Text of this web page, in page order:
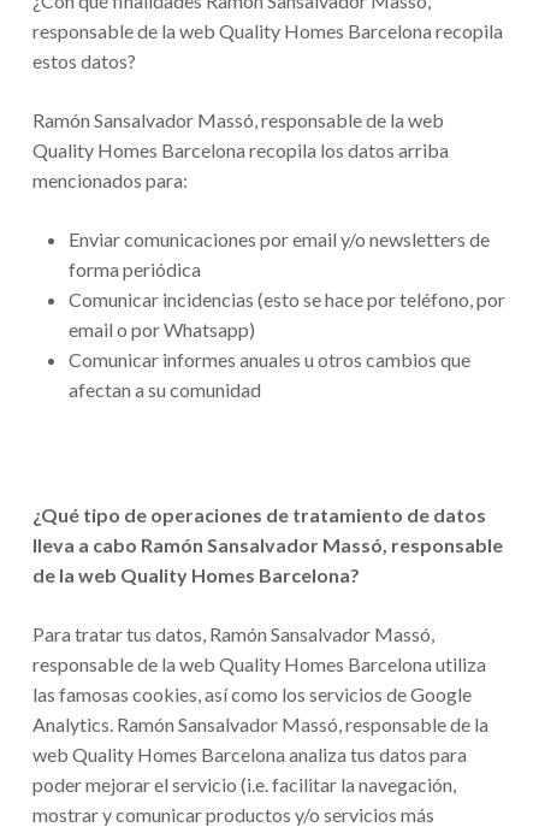
responsable de la web Quality Homes Barcelona recopila
estos datos?
Ramón Sansalvador Massó, responsable de la web
Quality Homes Barcelona recopila los datos arriba
mencionados para:
Enviar comunicaciones por email y/o newsletters de
forma periódica
Comunicar incidencias (esto se hace por teléfono, por
email o por Whatsapp)
Comunicar informes anuales u otros cambios que
afectan a su comunidad
¿Qué tipo de operaciones de tratamiento de datos
lleva a cabo Ramón Sansalvador Massó, responsable
de la web Quality Homes Barcelona?
Para tratar tus datos, Ramón Sansalvador Massó,
responsable de la web Quality Homes Barcelona utiliza
las famosas cookies, así como los servicios de Google
Analytics. Ramón Sansalvador Massó, responsable de la
web Quality Homes Barcelona analiza tus datos para
poder mejorar el servicio (i.e. facilitar la navegación,
mostrar y comunicar productos y/o servicios más